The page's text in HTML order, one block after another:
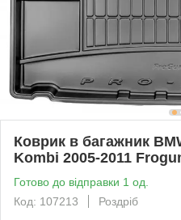
Коврик в багажник
Kombi 2005-2011
Готово до відправки 1 од.
Код: 107213
Роздріб